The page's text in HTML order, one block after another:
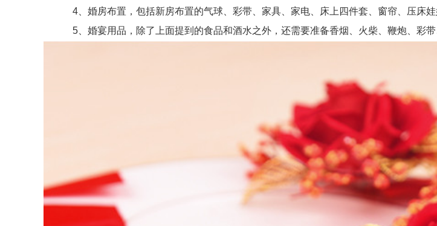
4、婚房布置，包括新房布置的气球、彩带、家具、家电、床上四件套、窗帘、压床娃
5、婚宴用品，除了上面提到的食品和酒水之外，还需要准备香烟、火柴、鞭炮、彩带